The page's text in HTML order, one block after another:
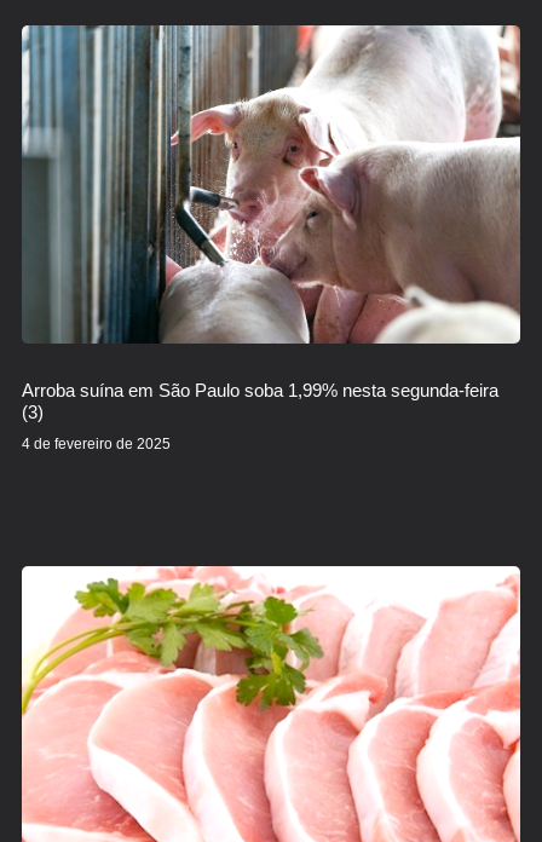
Arroba suína em São Paulo soba 1,99% nesta segunda-feira
(3)
4 de fevereiro de 2025